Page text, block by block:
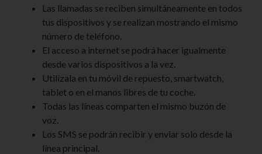
Las llamadas se reciben simultáneamente en todos
tus dispositivos y se realizan mostrando el mismo
número de teléfono.
El acceso a internet se podrá hacer igualmente
desde varios dispositivos a la vez.
Utilízala en tu móvil de repuesto, smartwatch,
tablet o en el manos libres de tu coche.
Todas las líneas comparten el mismo buzón de
voz.
Los SMS se podrán recibir y enviar solo desde la
línea principal.